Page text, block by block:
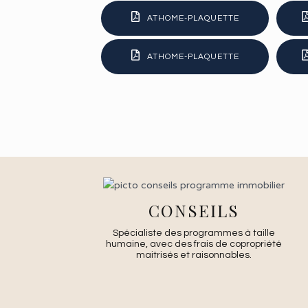
ATHOME-PLAQUETTE
ATHOME-PLAQUETTE
CONSEILS
Spécialiste des programmes à taille
humaine, avec des frais de copropriété
maitrisés et raisonnables.